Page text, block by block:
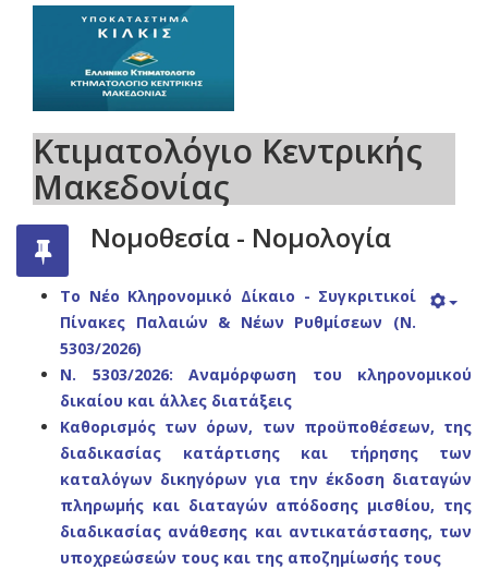
Κτιματολόγιο Κεντρικής
Μακεδονίας
Νομοθεσία - Νομολογία
Το Νέο Κληρονομικό Δίκαιο - Συγκριτικοί
Πίνακες Παλαιών & Νέων Ρυθμίσεων (Ν.
5303/2026)
N. 5303/2026: Αναμόρφωση του κληρονομικού
δικαίου και άλλες διατάξεις
Καθορισμός των όρων, των προϋποθέσεων, της
διαδικασίας κατάρτισης και τήρησης των
καταλόγων δικηγόρων για την έκδοση διαταγών
πληρωμής και διαταγών απόδοσης μισθίου, της
διαδικασίας ανάθεσης και αντικατάστασης, των
υποχρεώσεών τους και της αποζημίωσής τους